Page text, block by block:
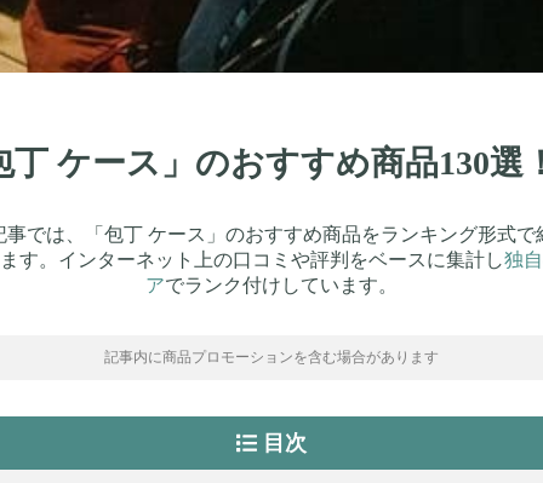
丁 ケース」のおすすめ商品130選
事では、「包丁 ケース」のおすすめ商品をランキング形式で
す。インターネット上の口コミや評判をベースに集計し独
アでランク付けしています。
記事内に商品プロモーションを含む場合があります
目次